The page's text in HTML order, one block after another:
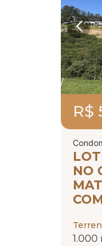
R$
NO
1.000